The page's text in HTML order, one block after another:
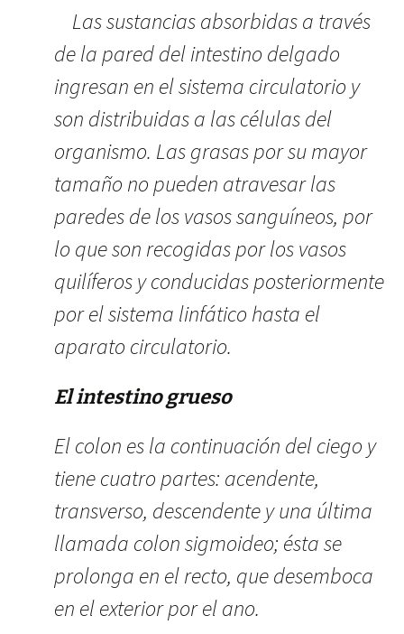
Las sustancias absorbidas a través
de la pared del intestino delgado
ingresan en el sistema circulatorio y
son distribuidas a las células del
organismo. Las grasas por su mayor
tamaño no pueden atravesar las
paredes de los vasos sanguíneos, por
lo que son recogidas por los vasos
quilíferos y conducidas posteriormente
por el sistema linfático hasta el
aparato circulatorio.
El intestino grueso
El colon es la continuación del ciego y
tiene cuatro partes: acendente,
transverso, descendente y una última
llamada colon sigmoideo; ésta se
prolonga en el recto, que desemboca
en el exterior por el ano.